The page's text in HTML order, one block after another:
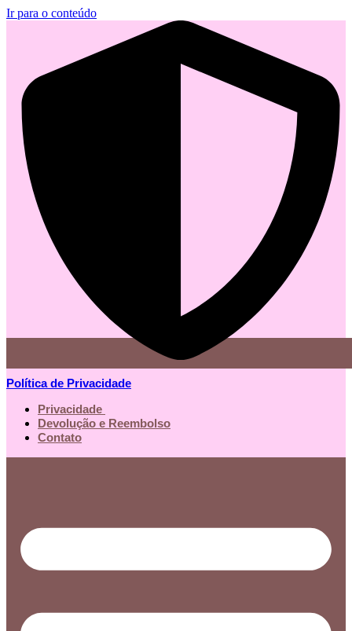
Ir para o conteúdo
Política de Privacidade
Privacidade
Devolução e Reembolso
Contato